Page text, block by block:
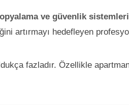
ve güvenlik
artırmayı hedefleyen
fazladır. Özellikle